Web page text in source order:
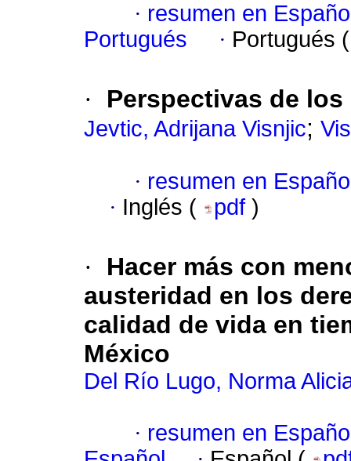
· resumen en
Portugués
· Portugués
· Perspectivas de
Jevtic, Adrijana Visnjic;
· resumen en
· Inglés ( pdf )
·
Hacer más con
austeridad en los
calidad de vida en
México
Del Río Lugo, Norma
· resumen en